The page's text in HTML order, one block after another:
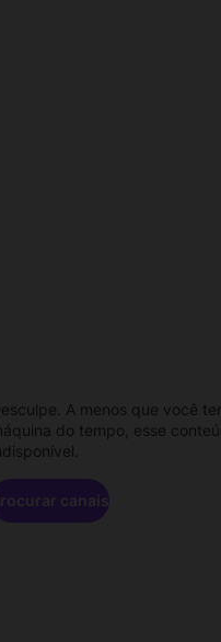
A menos que você
do tempo, esse
canais